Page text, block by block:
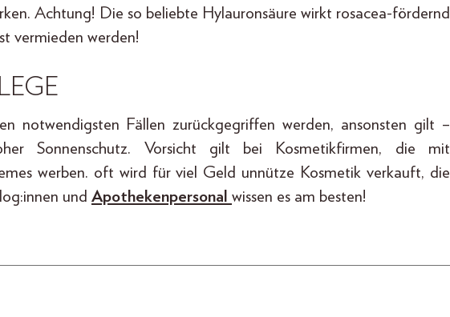
Achtung! Die so beliebte Hylauronsäure wirkt rosacea-fördernd
vermieden werden!
notwendigsten Fällen zurückgegriffen werden, ansonsten gilt –
Sonnenschutz. Vorsicht gilt bei Kosmetikfirmen, die mit
werben. oft wird für viel Geld unnütze Kosmetik verkauft, die
und Apothekenpersonal wissen es am besten!